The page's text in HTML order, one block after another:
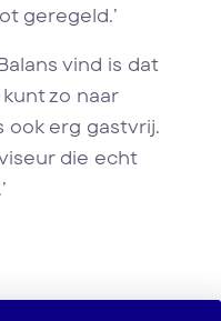
geregeld.’
vind is dat
zo naar
ook erg gastvrij.
die echt